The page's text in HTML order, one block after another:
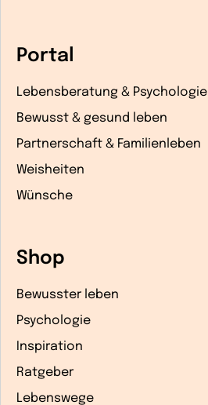
Portal
Lebensberatung & Psychologie
Bewusst & gesund leben
Partnerschaft & Familienleben
Weisheiten
Wünsche
Shop
Bewusster leben
Psychologie
Inspiration
Ratgeber
Lebenswege